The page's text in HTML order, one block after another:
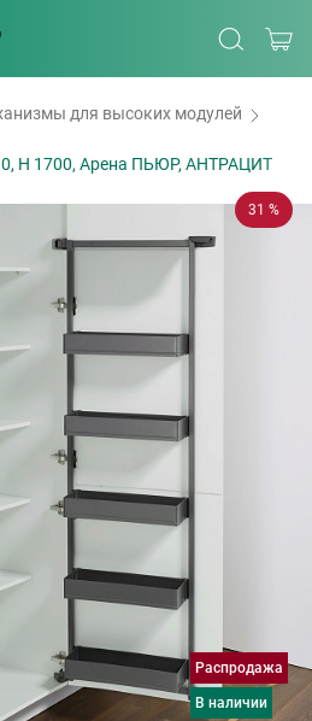
для высоких модулей
H 1700, Арена ПЬЮР, АНТРАЦИТ
31 %
Распродажа
в наличии